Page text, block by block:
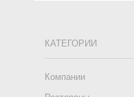
КАТЕГОРИИ
Компании